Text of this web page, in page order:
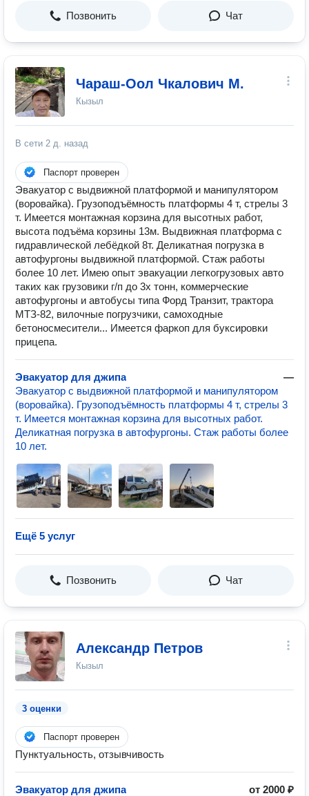
Позвонить Чат
Чараш-Оол Чкалович М.
Кызыл
В сети 2 д. назад
Паспорт проверен
Эвакуатор с выдвижной платформой и манипулятором
(воровайка). Грузоподъёмность платформы 4 т, стрелы 3
т. Имеется монтажная корзина для высотных работ,
высота подъёма корзины 13м. Выдвижная платформа с
гидравлической лебёдкой 8т. Деликатная погрузка в
автофургоны выдвижной платформой. Стаж работы
более 10 лет. Имею опыт эвакуации легкогрузовых авто
таких как грузовики г/п до 3х тонн, коммерческие
автофургоны и автобусы типа Форд Транзит, трактора
МТЗ-82, вилочные погрузчики, самоходные
бетоносмесители... Имеется фаркоп для буксировки
прицепа.
Эвакуатор для джипа
—
Эвакуатор с выдвижной платформой и манипулятором
(воровайка). Грузоподъёмность платформы 4 т, стрелы 3
т. Имеется монтажная корзина для высотных работ.
Деликатная погрузка в автофургоны. Стаж работы более
10 лет.
Ещё 5 услуг
Позвонить Чат
Александр Петров
Кызыл
3 оценки
Паспорт проверен
Пунктуальность, отзывчивость
Эвакуатор для джипа от 2000 ₽